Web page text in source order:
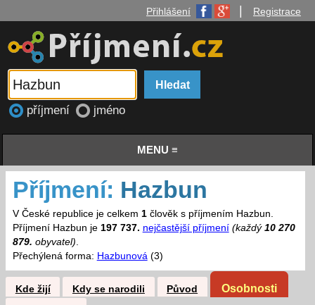
Přihlášení Registrace
příjmení jméno
MENU ≡
Příjmení: Hazbun
V České republice je celkem 1člověk s příjmením Hazbun.
Příjmení Hazbun je 197 737. nejčastější příjmení (každý 10 270
879. obyvatel).
Přechýlená forma: Hazbunová(3)
Kde žijí Kdy se narodili Původ Osobnosti